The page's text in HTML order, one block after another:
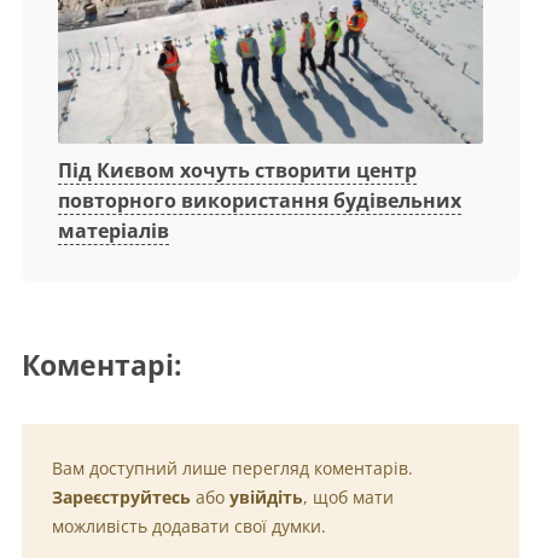
Під Києвом хочуть створити центр
повторного використання будівельних
матеріалів
Коментарі:
Вам доступний лише перегляд коментарів.
Зареєструйтесь або увійдіть, щоб мати
можливість додавати свої думки.